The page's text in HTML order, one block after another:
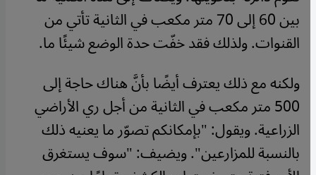
بين 60 إلى 70 متر مكعب في الثانية تأتي من
القنوات. ولذلك فقد خفّت حدة الوضع شيئًا ما.
ولكنه مع ذلك يعترف أيضًا بأنَّ هناك حاجة إلى
500 متر مكعب في الثانية من أجل ري الأراضي
الزراعية. ويقول: "بإمكانكم تصوّر ما يعنيه ذلك
بالنسبة للمزارعين". ويضيف: "سوف يستغرق